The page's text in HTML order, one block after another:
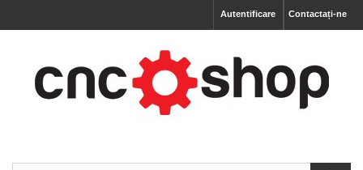
Contactați-ne
Autentificare